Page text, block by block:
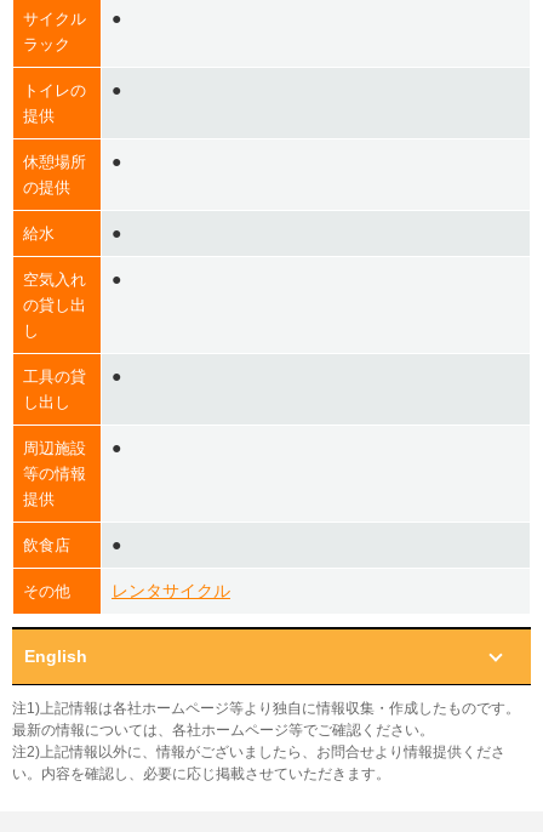
サイクル
ラック
●
トイレの
提供
●
休憩場所
の提供
●
給水 ●
空気入れ
の貸し出
し
●
工具の貸
し出し
●
周辺施設
等の情報
提供
●
飲食店 ●
その他 レンタサイクル
English
注1)上記情報は各社ホームページ等より独自に情報収集・作成したものです。
最新の情報については、各社ホームページ等でご確認ください。
注2)上記情報以外に、情報がございましたら、お問合せより情報提供くださ
い。内容を確認し、必要に応じ掲載させていただきます。